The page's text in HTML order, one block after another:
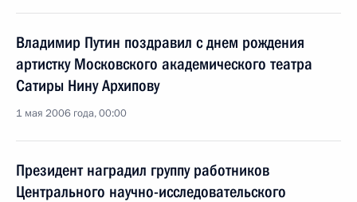
Владимир Путин поздравил с днем рождения
артистку Московского академического театра
Сатиры Нину Архипову
1 мая 2006 года, 00:00
Президент наградил группу работников
Центрального научно-исследовательского